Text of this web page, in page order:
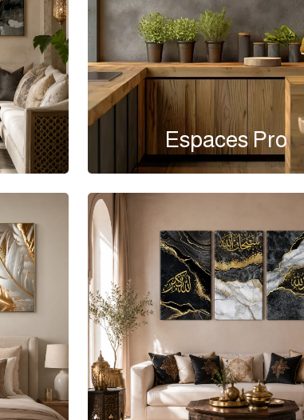
Espaces Pro